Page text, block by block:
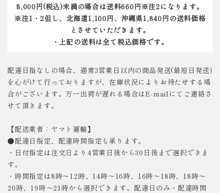
8,000円(税込)未満の場合は送料660円※注2になります。
※注1・2但し、北海道1,100円、沖縄県1,840円の送料価格
とさせていただきます。
・上記の送料は全て税込価格です。
配達日指なしの場合、通常3営業日以内の商品発送(最短日発送)
を心がけて行っておりますが、在庫状況によりお待たせする場
合がございます。万一出荷が遅れる場合はE-mailにてご連絡さ
せて頂きます。
【配送業者：ヤマト運輸】
●配達日指定、配達時間指定も承ります。
・日付指定は注文日より4営業日後から30日後まで選択できま
す。
・時間指定は8時～12時、14時～16時、16時～18時、18時～
20時、19時～21時から選択できます。配達日のみ・配達時間